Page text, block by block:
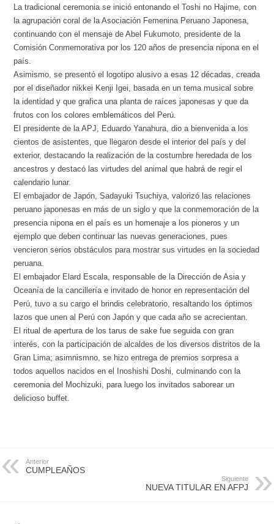
La tradicional ceremonia se inició entonando el Toshi no Hajime, con
la agrupación coral de la Asociación Femenina Peruano Japonesa,
continuando con el mensaje de Abel Fukumoto, presidente de la
Comisión Conmemorativa por los 120 años de presencia nipona en el
país.
Asimismo, se presentó el logotipo alusivo a esas 12 décadas, creada
por el diseñador nikkei Kenji Igei, basada en un tema musical sobre
la identidad y que grafica una planta de raíces japonesas y que da
frutos con los colores emblemáticos del Perú.
El presidente de la APJ, Eduardo Yanahura, dio a bienvenida a los
cientos de asistentes, que llegaron desde el interior del país y del
exterior, destacando la realización de la costumbre heredada de los
ancestros y destacó las virtudes del animal que habrá de regir el
calendario lunar.
El embajador de Japón, Sadayuki Tsuchiya, valorizó las relaciones
peruano japonesas en más de un siglo y que la conmemoración de la
presencia nipona en el país es un homenaje a los pioneros y un
ejemplo que deben continuar las nuevas generaciones, pues
vencieron serios obstáculos para mostrar sus virtudes en la sociedad
peruana.
El embajador Elard Escala, responsable de la Dirección de Asia y
Oceanía de la cancillería e invitado de honor en representación del
Perú, tuvo a su cargo el brindis celebratorio, resaltando los óptimos
lazos que unen al Perú con Japón y que cada año se acrecientan.
El ritual de apertura de los tarus de sake fue seguida con gran
interés, con la participación de alcaldes de los diversos distritos de la
Gran Lima; asimnismno, se hizo entrega de premios sorpresa a
todos aquellos nacidos en el Inoshishi Doshi, culminando con la
ceremonia del Mochizuki, para luego los invitados saborear un
delicioso buffet.
Anterior
CUMPLEAÑOS
Siguiente
NUEVA TITULAR EN AFPJ